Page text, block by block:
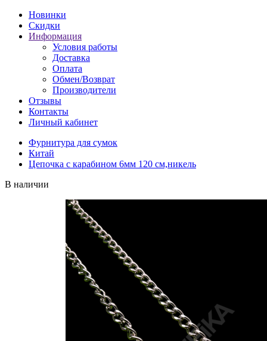
Новинки
Скидки
Информация
Условия работы
Доставка
Оплата
Обмен/Возврат
Производители
Отзывы
Контакты
Личный кабинет
Фурнитура для сумок
Китай
Цепочка с карабином 6мм 120 см,никель
В наличии